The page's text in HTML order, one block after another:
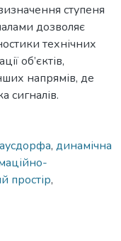
ступеня
дозволяє
технічних
об’єктів,
напрямів, де
сигналів.
, динамічна
простір,